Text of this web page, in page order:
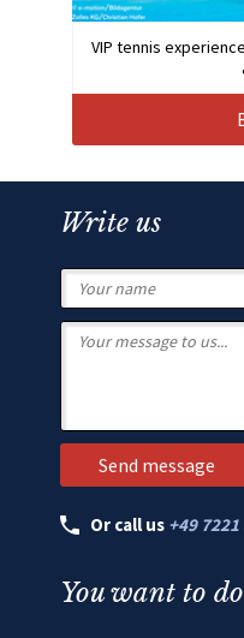
VIP tennis
Write us
Or call us +49
You want to